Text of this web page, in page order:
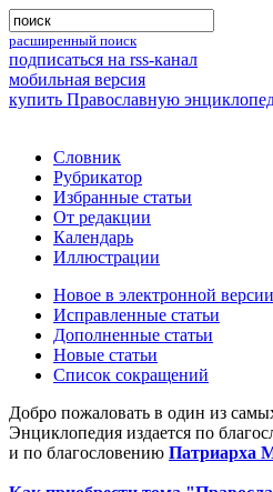
расширенный поиск
подписаться на rss-канал
мобильная версия
купить Православную
Словник
Рубрикатор
Избранные статьи
От редакции
Календарь
Иллюстрации
Новое в электронной версии
Исправленные статьи
Дополненные статьи
Новые статьи
Список сокращений
Добро пожаловать в один из
Энциклопедия издается по
и по благословению Патриарха